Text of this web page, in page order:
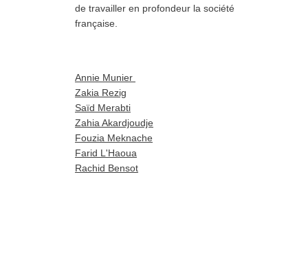
de travailler en profondeur la société
française.
Annie Munier
Zakia Rezig
Saïd Merabti
Zahia Akardjoudje
Fouzia Meknache
Farid L'Haoua
Rachid Bensot